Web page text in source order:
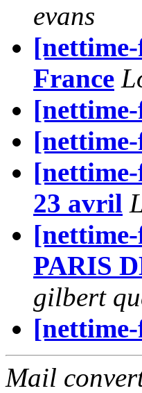
evans
France
23 avril
PARIS
gilbert
Mail